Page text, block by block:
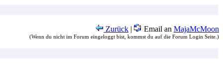
Zurück | Email an MajaMcMoon
(Wenn du nicht im Forum eingeloggt bist, kommst du auf die Forum Login Seite.)